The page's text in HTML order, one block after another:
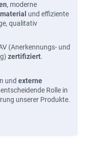
, moderne
und effiziente
qualitativ
(Anerkennungs- und
zertifiziert.
und externe
Rolle in
unserer Produkte.